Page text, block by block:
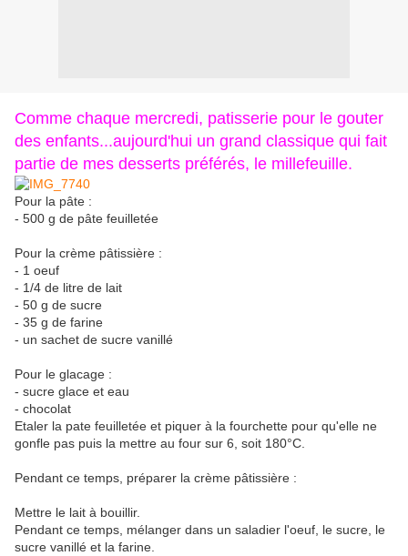
Comme chaque mercredi, patisserie pour le gouter
des enfants...aujourd'hui un grand classique qui fait
partie de mes desserts préférés, le millefeuille.
Pour la pâte :
- 500 g de pâte feuilletée
Pour la crème pâtissière :
- 1 oeuf
- 1/4 de litre de lait
- 50 g de sucre
- 35 g de farine
- un sachet de sucre vanillé
Pour le glacage :
- sucre glace et eau
- chocolat
Etaler la pate feuilletée et piquer à la fourchette pour qu'elle ne
gonfle pas puis la mettre au four sur 6, soit 180°C.
Pendant ce temps, préparer la crème pâtissière :
Mettre le lait à bouillir.
Pendant ce temps, mélanger dans un saladier l'oeuf, le sucre, le
sucre vanillé et la farine.